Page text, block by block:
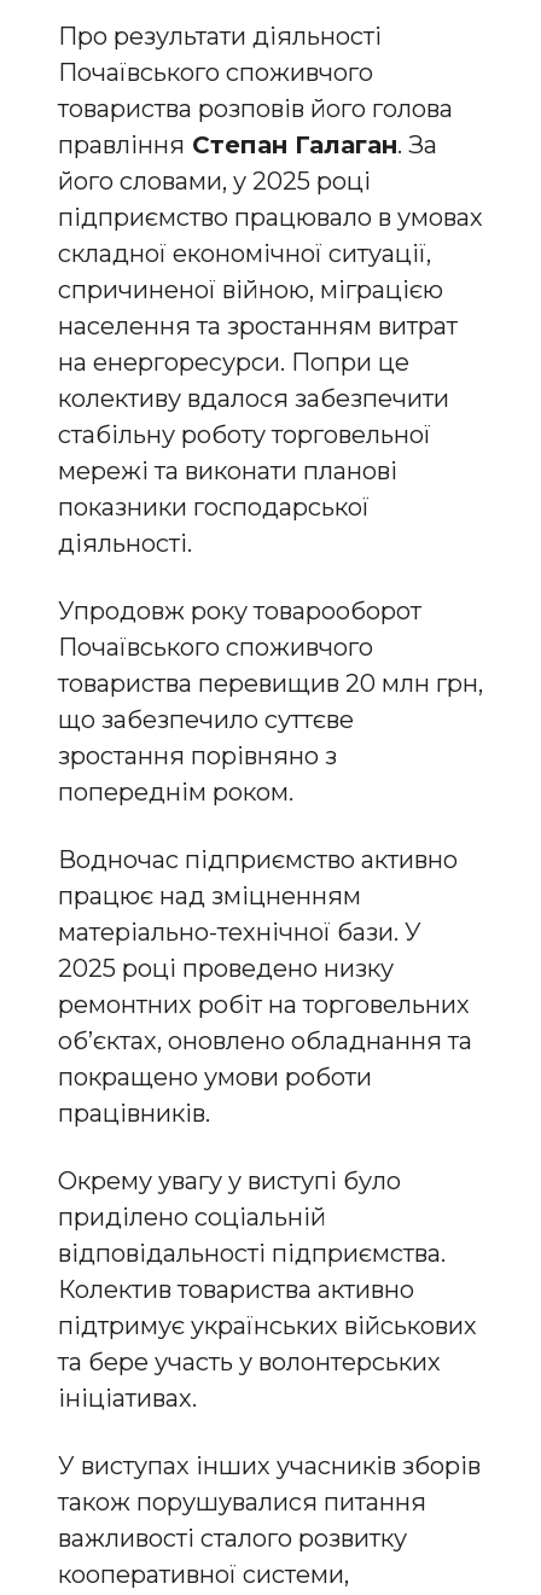
Про результати діяльності
Почаївського споживчого
товариства розповів його голова
правління Степан Галаган. За
його словами, у 2025 році
підприємство працювало в умовах
складної економічної ситуації,
спричиненої війною, міграцією
населення та зростанням витрат
на енергоресурси. Попри це
колективу вдалося забезпечити
стабільну роботу торговельної
мережі та виконати планові
показники господарської
діяльності.
Упродовж року товарооборот
Почаївського споживчого
товариства перевищив 20 млн грн,
що забезпечило суттєве
зростання порівняно з
попереднім роком.
Водночас підприємство активно
працює над зміцненням
матеріально-технічної бази. У
2025 році проведено низку
ремонтних робіт на торговельних
об’єктах, оновлено обладнання та
покращено умови роботи
працівників.
Окрему увагу у виступі було
приділено соціальній
відповідальності підприємства.
Колектив товариства активно
підтримує українських військових
та бере участь у волонтерських
ініціативах.
У виступах інших учасників зборів
також порушувалися питання
важливості сталого розвитку
кооперативної системи,